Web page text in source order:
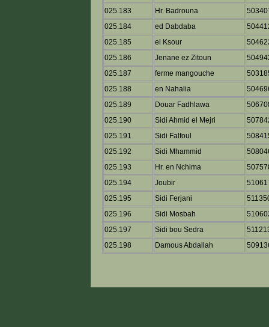
025.183
Hr. Badrouna
025.184
ed Dabdaba
025.185
el Ksour
025.186
Jenane ez Zitoun
025.187
ferme mangouche
025.188
en Nahalia
025.189
Douar Fadhlawa
025.190
Sidi Ahmid el Mejri
025.191
Sidi Falfoul
025.192
Sidi Mhammid
025.193
Hr. en Nchima
025.194
Joubir
025.195
Sidi Ferjani
025.196
Sidi Mosbah
025.197
Sidi bou Sedra
025.198
Damous Abdallah